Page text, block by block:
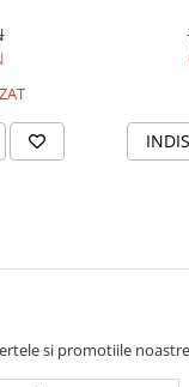
si promotiile noastre